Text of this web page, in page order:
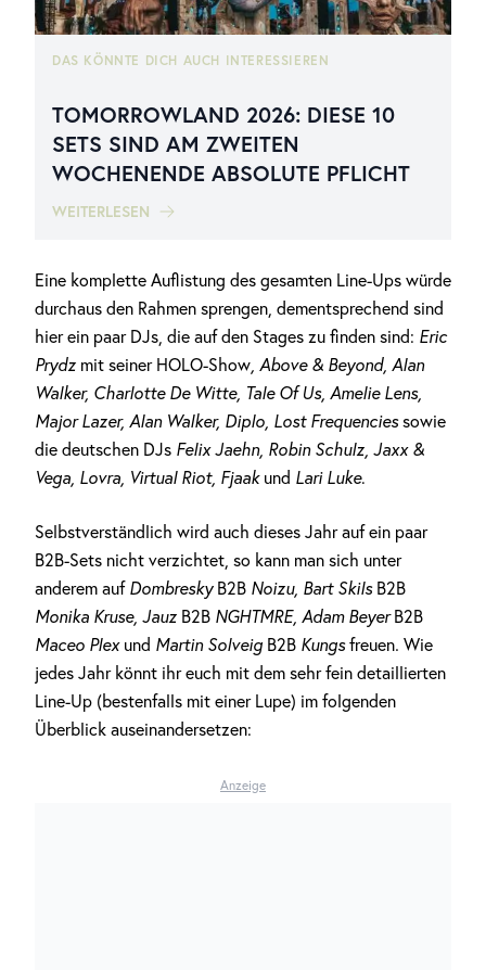
DAS KÖNNTE DICH AUCH INTERESSIEREN
TOMORROWLAND 2026: DIESE 10
SETS SIND AM ZWEITEN
WOCHENENDE ABSOLUTE PFLICHT
WEITERLESEN
Eine komplette Auflistung des gesamten Line-Ups würde
durchaus den Rahmen sprengen, dementsprechend sind
hier ein paar DJs, die auf den Stages zu finden sind: Eric
Prydz mit seiner HOLO-Show, Above & Beyond, Alan
Walker, Charlotte De Witte, Tale Of Us, Amelie Lens,
Major Lazer, Alan Walker, Diplo, Lost Frequenciessowie
die deutschen DJs Felix Jaehn, Robin Schulz, Jaxx &
Vega, Lovra, Virtual Riot, Fjaakund Lari Luke.
Selbstverständlich wird auch dieses Jahr auf ein paar
B2B-Sets nicht verzichtet, so kann man sich unter
anderem auf DombreskyB2B Noizu, Bart SkilsB2B
Monika Kruse, Jauz B2B NGHTMRE, Adam BeyerB2B
Maceo Plexund Martin Solveig B2B Kungsfreuen. Wie
jedes Jahr könnt ihr euch mit dem sehr fein detaillierten
Line-Up (bestenfalls mit einer Lupe) im folgenden
Überblick auseinandersetzen:
Anzeige